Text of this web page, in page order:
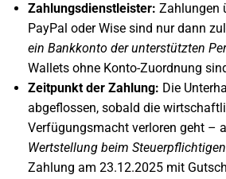
Zahlungsdienstleister: Zahlungen
PayPal oder Wise sind nur dann
ein Bankkonto der unterstützten
Wallets ohne Konto-Zuordnung
Zeitpunkt der Zahlung: Die
abgeflossen, sobald die
Verfügungsmacht verloren geht –
Wertstellung beim Steuerpflichtigen
Zahlung am 23.12.2025 mit